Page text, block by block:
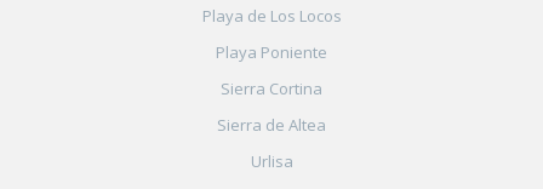
Playa de Los Locos
Playa Poniente
Sierra Cortina
Sierra de Altea
Urlisa